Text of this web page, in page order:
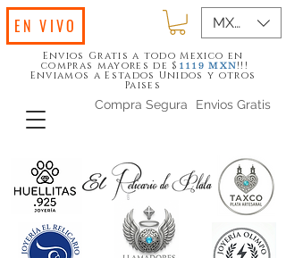
Envios Gratis
Compra Segura
Envios Gratis a todo Mexico en
compras mayores de $ 1119 MXN!!!
Enviamos a Estados Unidos y otros
Paises
MXN ($)
EN VIVO